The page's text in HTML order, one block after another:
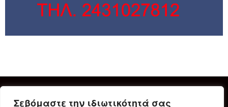
Σεβόμαστε την ιδιωτικότητά σας